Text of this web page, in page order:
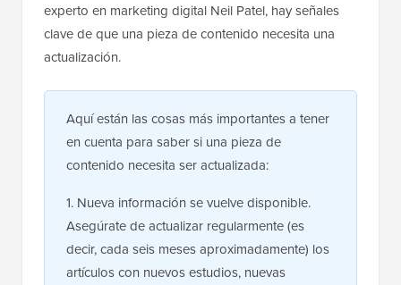
experto en marketing digital Neil Patel, hay señales
clave de que una pieza de contenido necesita una
actualización.
Aquí están las cosas más importantes a tener
en cuenta para saber si una pieza de
contenido necesita ser actualizada:
1. Nueva información se vuelve disponible.
Asegúrate de actualizar regularmente (es
decir, cada seis meses aproximadamente) los
artículos con nuevos estudios, nuevas